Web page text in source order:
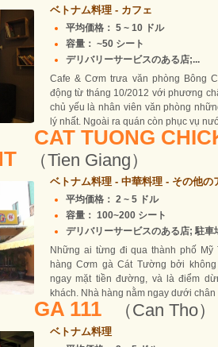
ベトナム料理 - カフェ
平均価格： 5 ~ 10 ドル
容量： ~50 シート
デリバリーサービスのある店;...
Cafe & Cơm trưa văn phòng Bông
động từ tháng 10/2012 với phương
chủ yếu là nhân viên văn phòng
lý nhất. Ngoài ra quán còn phục vụ
CAT TUONG
（Tien Giang）
ベトナム料理 - 中華料理 - その他の
平均価格： 2 ~ 5 ドル
容量： 100~200 シート
デリバリーサービスのある店; 駐車
Những ai từng đi qua thành phố
hàng Cơm gà Cát Tường bởi
ngay mặt tiền đường, và là điểm
khách. Nhà hàng nằm ngay dưới
GA 111 （Can Tho）
ベトナム料理